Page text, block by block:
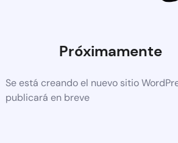
Próximamente
Se está creando el nuevo sitio
publicará en breve